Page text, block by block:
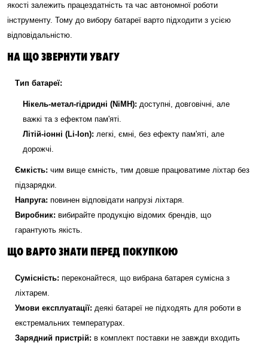
якості залежить працездатність та час автономної роботи
інструменту. Тому до вибору батареї варто підходити з усією
відповідальністю.
НА ЩО ЗВЕРНУТИ УВАГУ
Тип батареї:
Нікель-метал-гідридні (NiMH): доступні, довговічні, але
важкі та з ефектом пам'яті.
Літій-іонні (Li-Ion): легкі, ємні, без ефекту пам'яті, але
дорожчі.
Ємкість: чим вище ємність, тим довше працюватиме ліхтар без
підзарядки.
Напруга: повинен відповідати напрузі ліхтаря.
Виробник: вибирайте продукцію відомих брендів, що
гарантують якість.
ЩО ВАРТО ЗНАТИ ПЕРЕД ПОКУПКОЮ
Сумісність: переконайтеся, що вибрана батарея сумісна з
ліхтарем.
Умови експлуатації: деякі батареї не підходять для роботи в
екстремальних температурах.
Зарядний пристрій: в комплект поставки не завжди входить